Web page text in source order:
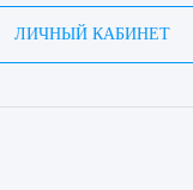
ЛИЧНЫЙ КАБИНЕТ